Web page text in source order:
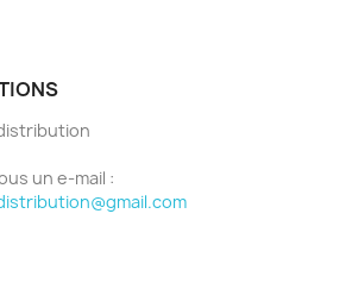
un e-mail :